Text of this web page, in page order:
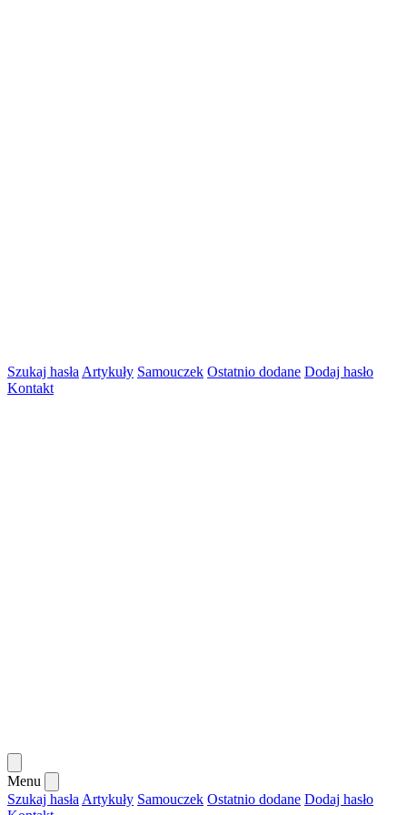
Szukaj hasła Artykuły Samouczek Ostatnio dodane Dodaj hasło
Kontakt
Menu
Szukaj hasła Artykuły Samouczek Ostatnio dodane Dodaj hasło